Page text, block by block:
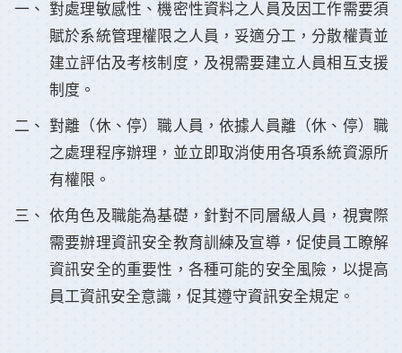
對處理敏感性、機密性資料之人員及因工作需要須
賦於系統管理權限之人員，妥適分工，分散權責並
建立評估及考核制度，及視需要建立人員相互支援
制度。
對離（休、停）職人員，依據人員離（休、停）職
之處理程序辦理，並立即取消使用各項系統資源所
有權限。
依角色及職能為基礎，針對不同層級人員，視實際
需要辦理資訊安全教育訓練及宣導，促使員工瞭解
資訊安全的重要性，各種可能的安全風險，以提高
員工資訊安全意識，促其遵守資訊安全規定。